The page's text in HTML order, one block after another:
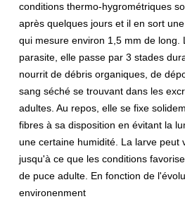
conditions thermo-hygrométriques
après quelques jours et il en sort
qui mesure environ 1,5 mm de long.
parasite, elle passe par 3 stades
nourrit de débris organiques, de
sang séché se trouvant dans les
adultes. Au repos, elle se fixe
fibres à sa disposition en évitant la
une certaine humidité. La larve peut
jusqu'à ce que les conditions
de puce adulte. En fonction de
environenment